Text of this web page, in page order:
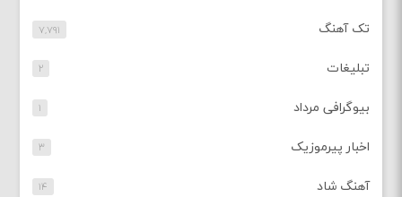
تک آهنگ ۷,۷۹۱
تبلیغات ۲
بیوگرافی مرداد ۱
اخبار پیرموزیک ۳
آهنگ شاد ۱۴